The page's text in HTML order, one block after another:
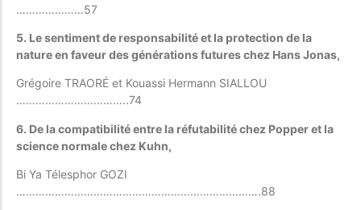
…………………57
5. Le sentiment de responsabilité et la protection de la
nature en faveur des générations futures chez Hans Jonas,
Grégoire TRAORÉ et Kouassi Hermann SIALLOU
……………………………..74
6. De la compatibilité entre la réfutabilité chez Popper et la
science normale chez Kuhn,
Bi Ya Télesphor GOZI
………………………………………………………………….88